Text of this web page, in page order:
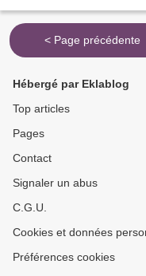
< Page précédente
Hébergé par Eklablog
Top articles
Pages
Contact
Signaler un abus
C.G.U.
Cookies et données
Préférences cookies